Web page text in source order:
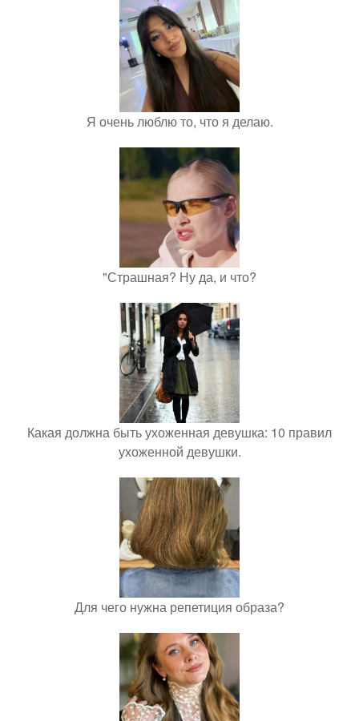
Я очень люблю то, что я делаю.
"Страшная? Ну да, и что?
Какая должна быть ухоженная девушка: 10 правил
ухоженной девушки.
Для чего нужна репетиция образа?